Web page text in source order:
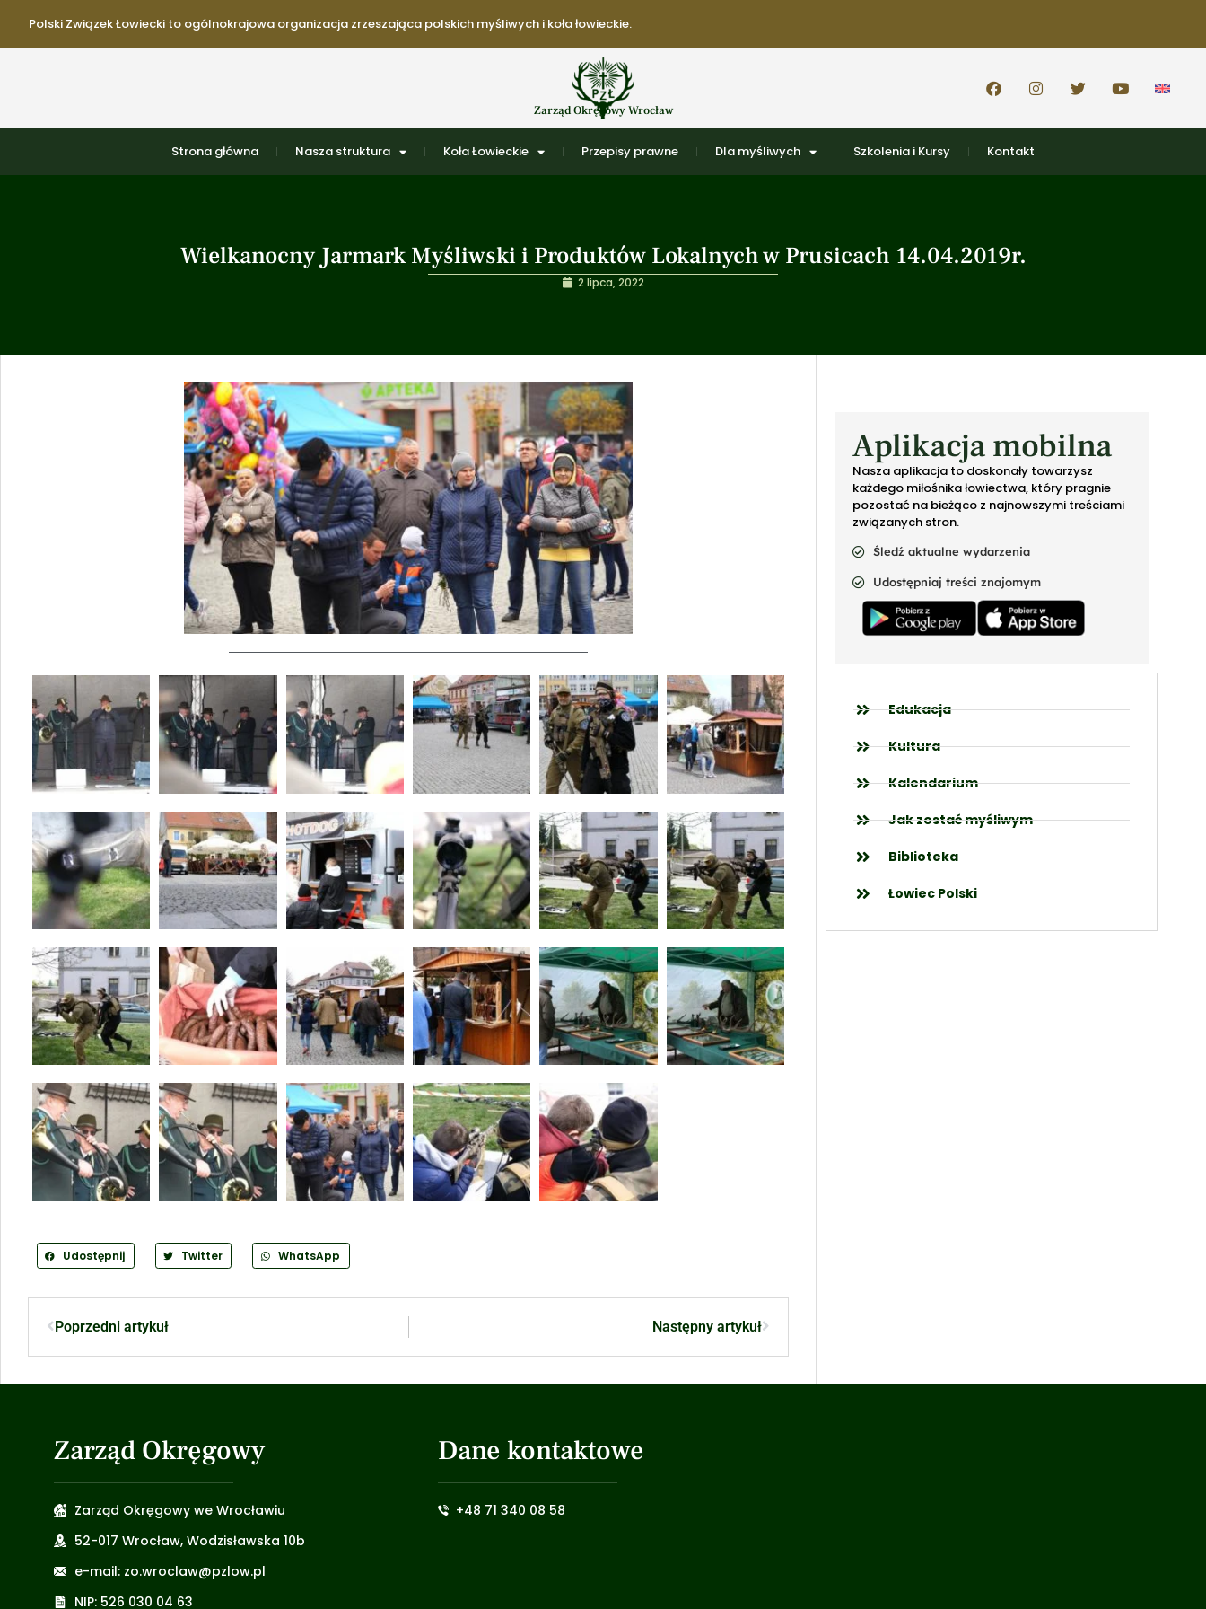
Polski Związek Łowiecki to ogólnokrajowa organizacja zrzeszająca polskich myśliwych i koła łowieckie.
Zarząd Okręgowy Wrocław
Strona główna Nasza struktura Koła Łowieckie Przepisy prawne Dla myśliwych Szkolenia i Kursy Kontakt
Wielkanocny Jarmark Myśliwski i Produktów Lokalnych w Prusicach 14.04.2019r.
2 lipca, 2022
Udostępnij Twitter WhatsApp
Poprzedni artykuł Następny artykuł
Aplikacja mobilna
Nasza aplikacja to doskonały towarzysz
każdego miłośnika łowiectwa, który pragnie
pozostać na bieżąco z najnowszymi treściami
związanych stron.
Śledź aktualne wydarzenia
Udostępniaj treści znajomym
Edukacja
Kultura
Kalendarium
Jak zostać myśliwym
Biblioteka
Łowiec Polski
Zarząd Okręgowy
Zarząd Okręgowy we Wrocławiu
52-017 Wrocław, Wodzisławska 10b
e-mail: zo.wroclaw@pzlow.pl
NIP: 526 030 04 63
Dane kontaktowe
+48 71 340 08 58